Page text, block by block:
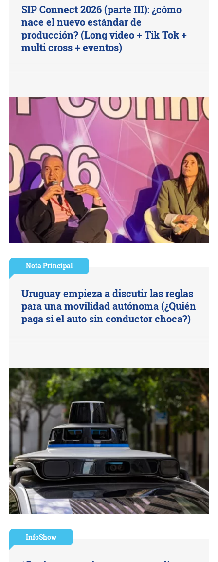
SIP Connect 2026 (parte III): ¿cómo
nace el nuevo estándar de
producción? (Long video + Tik Tok +
multi cross + eventos)
Nota Principal
Uruguay empieza a discutir las reglas
para una movilidad autónoma (¿Quién
paga si el auto sin conductor choca?)
InfoShow